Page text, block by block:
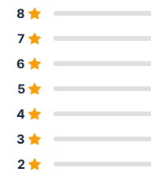
8
7
6
5
4
3
2